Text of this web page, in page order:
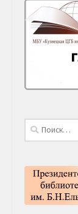
Найти: